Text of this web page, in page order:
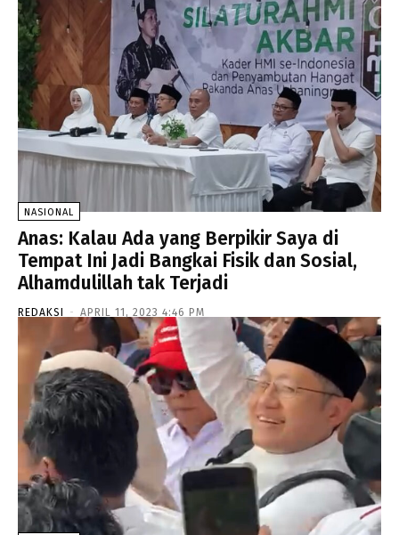
NASIONAL
Anas: Kalau Ada yang Berpikir Saya di
Tempat Ini Jadi Bangkai Fisik dan Sosial,
Alhamdulillah tak Terjadi
REDAKSI - APRIL 11, 2023 4:46 PM